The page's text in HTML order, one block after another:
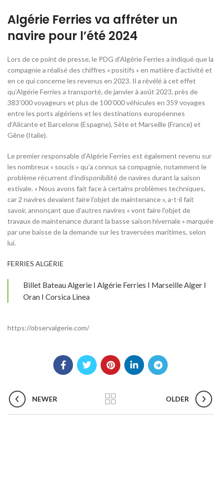
Algérie Ferries va affréter un
navire pour l’été 2024
Lors de ce point de presse, le PDG d’Algérie Ferries a indiqué que la
compagnie a réalisé des chiffres « positifs » en matière d’activité et
en ce qui concerne les revenus en 2023. Il a révélé à cet effet
qu’Algérie Ferries a transporté, de janvier à août 2023, près de
383’000 voyageurs et plus de 100’000 véhicules en 359 voyages
entre les ports algériens et les destinations européennes
d’Alicante et Barcelone (Espagne), Sète et Marseille (France) et
Gêne (Italie).
Le premier responsable d’Algérie Ferries est également revenu sur
les nombreux « soucis » qu’a connus sa compagnie, notamment le
problème récurrent d’indisponibilité de navires durant la saison
estivale. « Nous avons fait face à certains problèmes techniques,
car 2 navires devaient faire l’objet de maintenance », a-t-il fait
savoir, annonçant que d’autres navires « vont faire l’objet de
travaux de maintenance durant la basse saison hivernale » marquée
par une baisse de la demande sur les traversées maritimes, selon
lui.
FERRIES ALGÉRIE
Billet Bateau Algerie I Algérie Ferries I Marseille Alger I
Oran I Corsica Linea
https://observalgerie.com/
NEWER OLDER